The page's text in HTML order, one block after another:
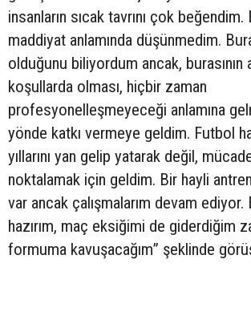
insanların sıcak tavrını çok
maddiyat anlamında düşünmedim.
olduğunu biliyordum ancak, burasının
koşullarda olması, hiçbir zaman
profesyonelleşmeyeceği anlamına
yönde katkı vermeye geldim. Futbol
yıllarını yan gelip yatarak değil,
noktalamak için geldim. Bir hayli
var ancak çalışmalarım devam ediyor.
hazırım, maç eksiğimi de giderdiğim
formuma kavuşacağım” şeklinde